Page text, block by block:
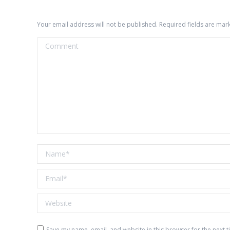
Your email address will not be published. Required fields are
Comment
Name *
Email *
Website